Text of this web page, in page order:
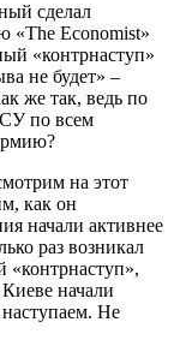
сделал
«The Economist»
«контрнаступ»
не будет» –
же так, ведь по
по всем
на этот
как он
начали активнее
раз возникал
«контрнаступ»,
начали
наступаем. Не